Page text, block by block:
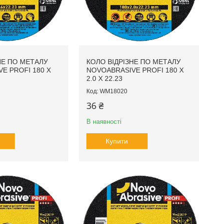
ПО МЕТАЛУ
PROFI 180 X
КОЛО ВІДРІЗНЕ ПО МЕТАЛУ
NOVOABRASIVE PROFI 180 X
2.0 X 22.23
WM18020
36 ₴
В наявності
Купити